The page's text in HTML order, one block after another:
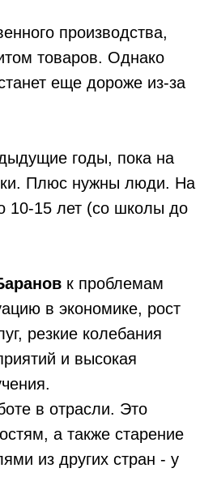
производства,
товаров. Однако
еще дороже из-за
годы, пока на
Плюс нужны люди. На
10-15 лет (со школы до
к проблемам
в экономике, рост
резкие колебания
и высокая
в отрасли. Это
а также старение
из других стран - у